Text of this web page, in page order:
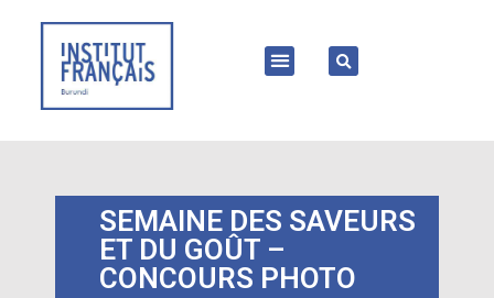
SEMAINE DES SAVEURS
ET DU GOÛT –
CONCOURS PHOTO